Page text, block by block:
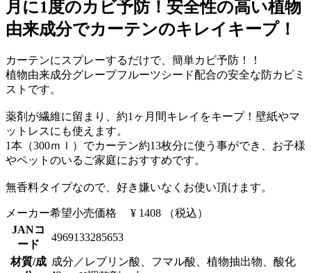
月に1度のカビ予防！安全性の高い植物
由来成分でカーテンのキレイキープ！
カーテンにスプレーするだけで、簡単カビ予防！！
植物由来成分グレープフルーツシード配合の安全な防カビミ
ストです。
薬剤が繊維に留まり、約1ヶ月間キレイをキープ！壁紙やマ
ットレスにも使えます。
1本（300ｍｌ）でカーテン約13枚分に使う事ができ、お子様
やペットのいるご家庭におすすめです。
無香料タイプなので、好き嫌いなくお使い頂けます。
メーカー希望小売価格 ¥ 1408 （税込）
JANコ
ード
4969133285653
材質/成 成分／レブリン酸、フマル酸、植物抽出物、酸化